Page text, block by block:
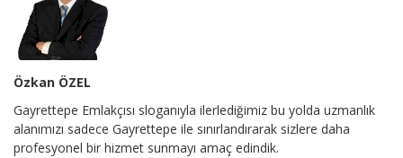
Özkan ÖZEL
Gayrettepe Emlakçısı sloganıyla ilerlediğimiz bu yolda uzmanlık
alanımızı sadece Gayrettepe ile sınırlandırarak sizlere daha
profesyonel bir hizmet sunmayı amaç edindik.